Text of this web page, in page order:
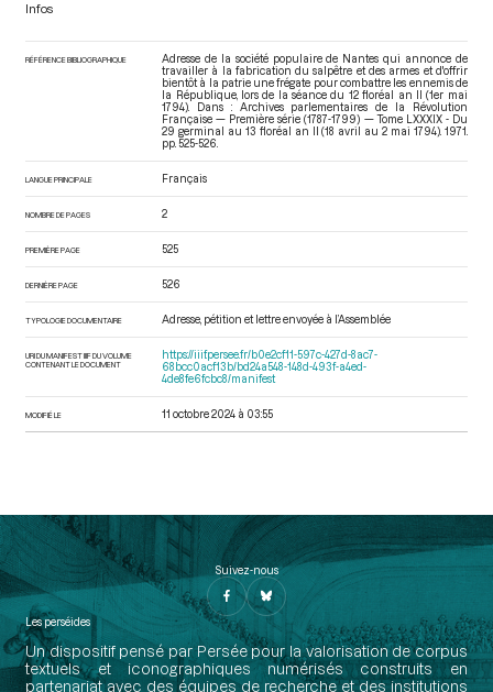
Infos
RÉFÉRENCE BIBLIOGRAPHIQUE
Adresse de la société populaire de Nantes qui annonce de
travailler à la fabrication du salpêtre et des armes et d'offrir
bientôt à la patrie une frégate pour combattre les ennemis de
la République, lors de la séance du 12 floréal an II (1er mai
1794). Dans : Archives parlementaires de la Révolution
Française — Première série (1787-1799) — Tome LXXXIX - Du
29 germinal au 13 floréal an II (18 avril au 2 mai 1794). 1971.
pp. 525-526.
LANGUE PRINCIPALE Français
NOMBRE DE PAGES 2
PREMIÈRE PAGE 525
DERNIÈRE PAGE 526
TYPOLOGIE DOCUMENTAIRE Adresse, pétition et lettre envoyée à l’Assemblée
URI DU MANIFEST IIIF DU VOLUME
CONTENANT LE DOCUMENT
https://iiif.persee.fr/b0e2cf11-597c-427d-8ac7-
68bcc0acf13b/bd24a548-148d-493f-a4ed-
4de8fe6fcbc8/manifest
MODIFIÉ LE 11 octobre 2024 à 03:55
Suivez-nous
Les perséides
Un dispositif pensé par Persée pour la valorisation de corpus
textuels et iconographiques numérisés construits en
partenariat avec des équipes de recherche et des institutions